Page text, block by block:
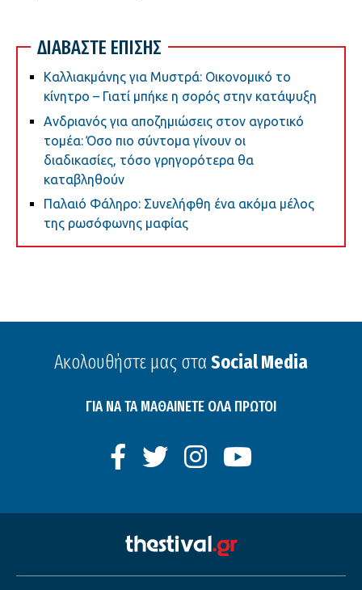
ΔΙΑΒΑΣΤΕ ΕΠΙΣΗΣ
Καλλιακμάνης για Μυστρά: Οικονομικό το
κίνητρο – Γιατί μπήκε η σορός στην κατάψυξη
Ανδριανός για αποζημιώσεις στον αγροτικό
τομέα: Όσο πιο σύντομα γίνουν οι
διαδικασίες, τόσο γρηγορότερα θα
καταβληθούν
Παλαιό Φάληρο: Συνελήφθη ένα ακόμα μέλος
της ρωσόφωνης μαφίας
Ακολουθήστε μας στα Social Media
ΓΙΑ ΝΑ ΤΑ ΜΑΘΑΙΝΕΤΕ ΟΛΑ ΠΡΩΤΟΙ